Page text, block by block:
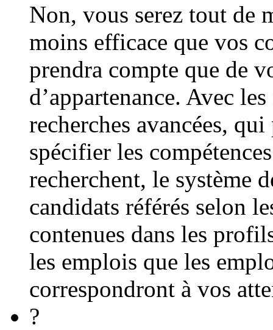
Non, vous serez tout de
moins efficace que vos
prendra compte que de
d’appartenance. Avec
recherches avancées,
spécifier les
recherchent, le système
candidats référés selon
contenues dans les
les emplois que les
correspondront à vos
?